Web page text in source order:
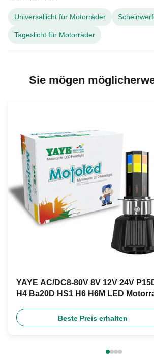
Universallicht für Motorräder
Tageslicht für Motorräder
Sie mögen
YAYE AC/DC8-80V 8V 12V 24V
H4 Ba20D HS1 H6 H6M LED
Beste Preis erhalten